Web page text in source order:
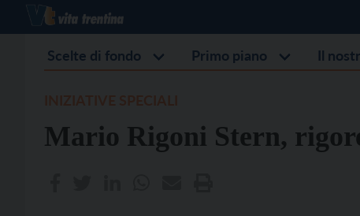
Scelte di fondo Primo piano Il
Mario Rigoni Stern,